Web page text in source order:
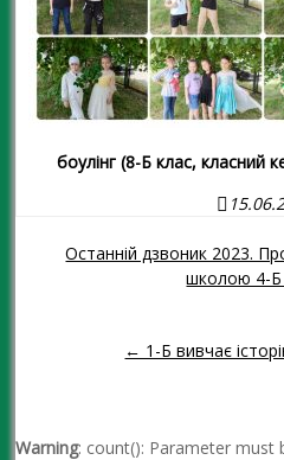
боулінг (8-Б клас, класний
Навігація
Останній дзвоник 2023.
школою 4-Б
← 1-Б вивчає
Warning: count(): Parameter